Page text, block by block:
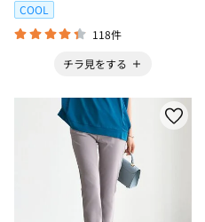
COOL
118件
チラ見をする